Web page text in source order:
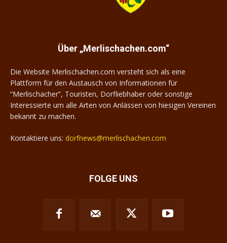
Über „Merlischachen.com“
Die Website Merlischachen.com versteht sich als eine
Plattform für den Austausch von Informationen für
“Merlischacher”, Touristen, Dorfliebhaber oder sonstige
Interessierte um alle Arten von Anlässen von hiesigen Vereinen
bekannt zu machen.
Kontaktiere uns: dorfnews@merlischachen.com
FOLGE UNS